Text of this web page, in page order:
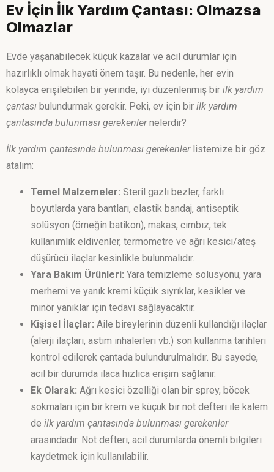
Ev İçin İlk Yardım Çantası: Olmazsa
Olmazlar
Evde yaşanabilecek küçük kazalar ve acil durumlar için
hazırlıklı olmak hayati önem taşır. Bu nedenle, her evin
kolayca erişilebilen bir yerinde, iyi düzenlenmiş bir ilk yardım
çantası bulundurmak gerekir. Peki, ev için bir ilk yardım
çantasında bulunması gerekenlernelerdir?
İlk yardım çantasında bulunması gerekenlerlistemize bir göz
atalım:
Temel Malzemeler: Steril gazlı bezler, farklı
boyutlarda yara bantları, elastik bandaj, antiseptik
solüsyon (örneğin batikon), makas, cımbız, tek
kullanımlık eldivenler, termometre ve ağrı kesici/ateş
düşürücü ilaçlar kesinlikle bulunmalıdır.
Yara Bakım Ürünleri: Yara temizleme solüsyonu, yara
merhemi ve yanık kremi küçük sıyrıklar, kesikler ve
minör yanıklar için tedavi sağlayacaktır.
Kişisel İlaçlar: Aile bireylerinin düzenli kullandığı ilaçlar
(alerji ilaçları, astım inhalerleri vb.) son kullanma tarihleri
kontrol edilerek çantada bulundurulmalıdır. Bu sayede,
acil bir durumda ilaca hızlıca erişim sağlanır.
Ek Olarak: Ağrı kesici özelliği olan bir sprey, böcek
sokmaları için bir krem ve küçük bir not defteri ile kalem
de ilk yardım çantasında bulunması gerekenler
arasındadır. Not defteri, acil durumlarda önemli bilgileri
kaydetmek için kullanılabilir.